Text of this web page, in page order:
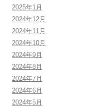
2025年1月
2024年12月
2024年11月
2024年10月
2024年9月
2024年8月
2024年7月
2024年6月
2024年5月